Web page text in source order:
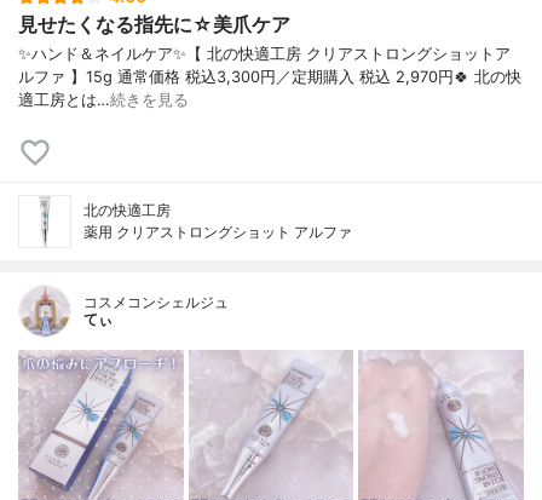
見せたくなる指先に☆美爪ケア
✨ハンド＆ネイルケア✨【 北の快適工房 クリアストロングショットア
ルファ 】15g 通常価格 税込3,300円／定期購入 税込 2,970円🍀 北の快
適工房とは…続きを見る
北の快適工房
薬用 クリアストロングショット アルファ
コスメコンシェルジュ
てぃ